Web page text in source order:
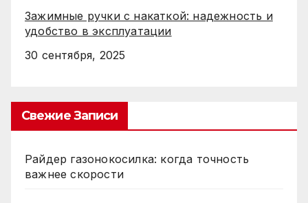
Зажимные ручки с накаткой: надежность и
удобство в эксплуатации
30 сентября, 2025
Свежие Записи
Райдер газонокосилка: когда точность
важнее скорости